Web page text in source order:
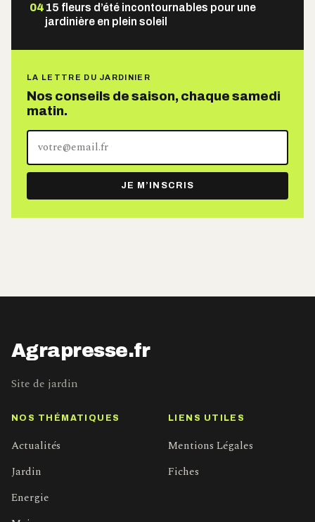
04 15 fleurs d’été incontournables pour une
jardinière en plein soleil
LA LETTRE DU JARDINIER
Nos conseils de saison, chaque samedi
matin.
Votre
adresse
e-
mail
JE M’INSCRIS
Agrapresse.fr
Site de jardin
NOS THÉMATIQUES
Actualités
Jardin
Energie
LIENS UTILES
Mentions Légales
Fiches